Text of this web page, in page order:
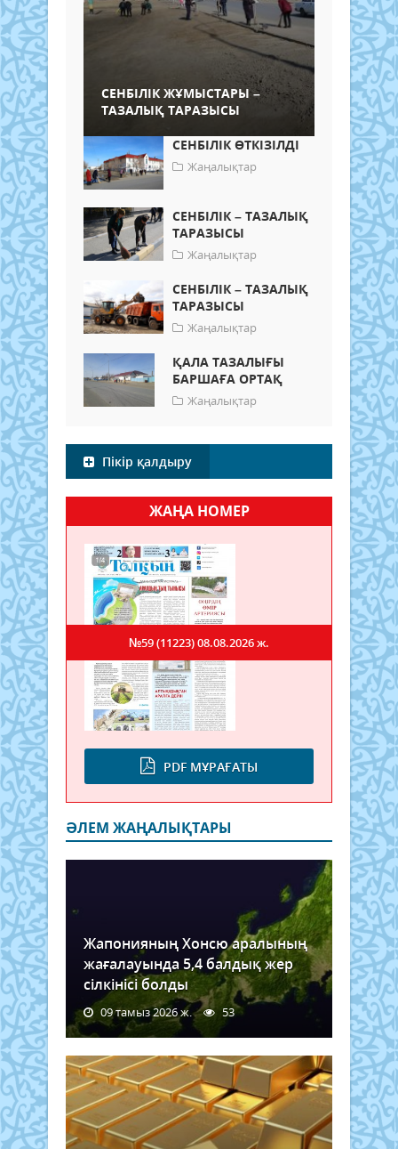
СЕНБІЛІК ЖҰМЫСТАРЫ –
ТАЗАЛЫҚ ТАРАЗЫСЫ
СЕНБІЛІК ӨТКІЗІЛДІ
Жаңалықтар
СЕНБІЛІК – ТАЗАЛЫҚ
ТАРАЗЫСЫ
Жаңалықтар
СЕНБІЛІК – ТАЗАЛЫҚ
ТАРАЗЫСЫ
Жаңалықтар
ҚАЛА ТАЗАЛЫҒЫ
БАРШАҒА ОРТАҚ
Жаңалықтар
Пікір қалдыру
ЖАҢА НОМЕР
PDF МҰРАҒАТЫ
№59 (11223)08.08.2026 ж.
ӘЛЕМ ЖАҢАЛЫҚТАРЫ
Жапонияның Хонсю аралының
жағалауында 5,4 балдық жер
сілкінісі болды
09 тамыз 2026 ж. 53